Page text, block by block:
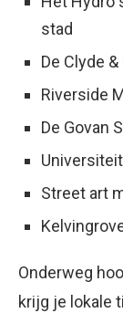
stad
De Clyde
Riverside
De Govan
Street art
Onderweg
krijg je lokale